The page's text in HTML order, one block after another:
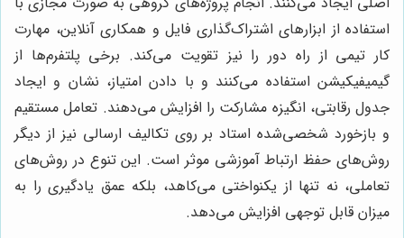
استفاده از ابزارهای اشتراک‌گذاری فایل و همکاری آنلاین، مهارت
کار تیمی از راه دور را نیز تقویت می‌کند. برخی پلتفرم‌ها از
گیمیفیکیشن استفاده می‌کنند و با دادن امتیاز، نشان و ایجاد
جدول رقابتی، انگیزه مشارکت را افزایش می‌دهند. تعامل مستقیم
و بازخورد شخصی‌شده استاد بر روی تکالیف ارسالی نیز از دیگر
روش‌های حفظ ارتباط آموزشی موثر است. این تنوع در روش‌های
تعاملی، نه تنها از یکنواختی می‌کاهد، بلکه عمق یادگیری را به
میزان قابل توجهی افزایش می‌دهد.